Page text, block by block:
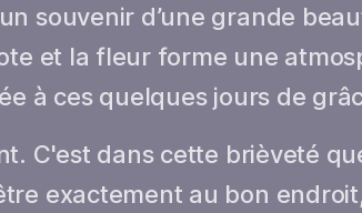
souvenir d’une grande
et la fleur forme une
à ces quelques jours de
C'est dans cette brièveté
exactement au bon